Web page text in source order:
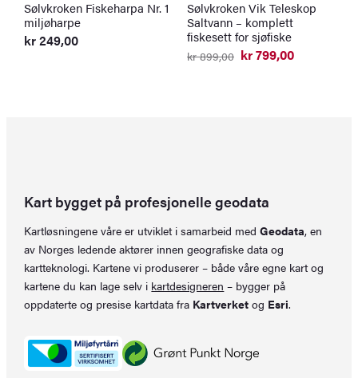
Sølvkroken Fiskeharpa Nr. 1
miljøharpe
kr249,00
Sølvkroken Vik Teleskop
Saltvann – komplett
fiskesett for sjøfiske
kr899,00
Opprinnelig
kr799,00
Nåværende
Kart bygget på profesjonelle geodata
Kartløsningene våre er utviklet i samarbeid medGeodata, en
av Norges ledende aktører innen geografiske data og
kartteknologi. Kartene vi produserer – både våre egne kart og
kartene du kan lage selv i kartdesigneren – bygger på
oppdaterte og presise kartdata fra Kartverket og Esri.